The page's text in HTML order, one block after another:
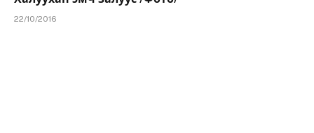
22/10/2016